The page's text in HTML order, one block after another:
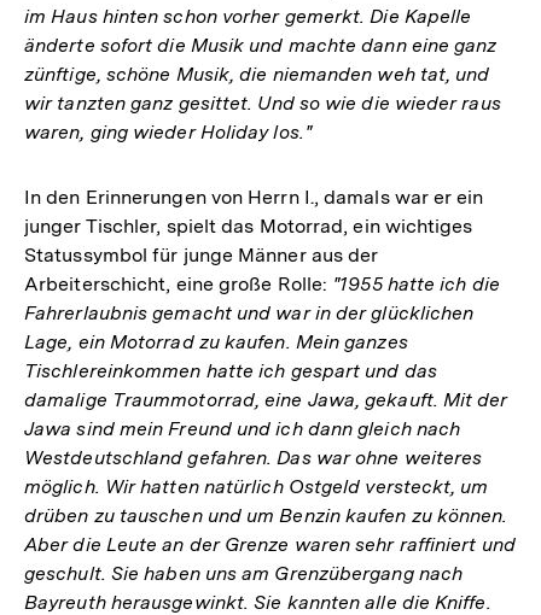
im Haus hinten schon vorher gemerkt. Die Kapelle
änderte sofort die Musik und machte dann eine ganz
zünftige, schöne Musik, die niemanden weh tat, und
wir tanzten ganz gesittet. Und so wie die wieder raus
waren, ging wieder Holiday los."
In den Erinnerungen von Herrn I., damals war er ein
junger Tischler, spielt das Motorrad, ein wichtiges
Statussymbol für junge Männer aus der
Arbeiterschicht, eine große Rolle: "1955 hatte ich die
Fahrerlaubnis gemacht und war in der glücklichen
Lage, ein Motorrad zu kaufen. Mein ganzes
Tischlereinkommen hatte ich gespart und das
damalige Traummotorrad, eine Jawa, gekauft. Mit der
Jawa sind mein Freund und ich dann gleich nach
Westdeutschland gefahren. Das war ohne weiteres
möglich. Wir hatten natürlich Ostgeld versteckt, um
drüben zu tauschen und um Benzin kaufen zu können.
Aber die Leute an der Grenze waren sehr raffiniert und
geschult. Sie haben uns am Grenzübergang nach
Bayreuth herausgewinkt. Sie kannten alle die Kniffe.